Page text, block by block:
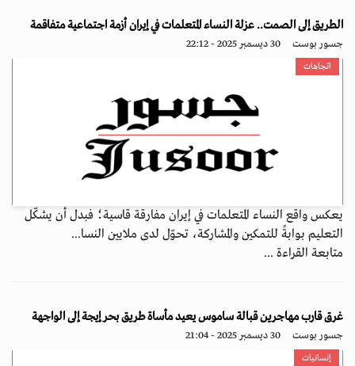
الطريق إلى الصمت.. عزلة النساء المتعلمات في إيران أزمة اجتماعية متفاقمة
جسور بوست 30 ديسمبر 2025 - 22:12
اتجاهات
يعكس واقع النساء المتعلمات في إيران مفارقة قاسية؛ فبدل أن يشكّل
التعليم بوابةً للتمكين والمشاركة، تحوّل لدى ملايين النسا...
متابعة القراءة ...
غرق قارب مهاجرين قبالة ساموس يعيد مأساة طريق بحر إيجة إلى الواجهة
جسور بوست 30 ديسمبر 2025 - 21:04
إنسانيات